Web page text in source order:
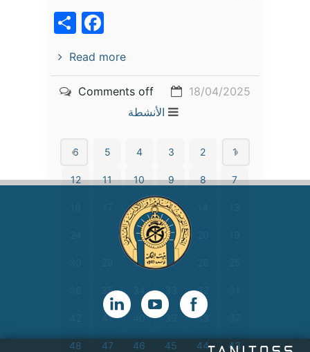
Read more
18/04/2025
Comments off
الأنشطة
1
2
3
4
5
6
7
8
9
10
11
12
15
16
21
22
27
28
32
35
38
39
40
41
43
44
45
46
47
48